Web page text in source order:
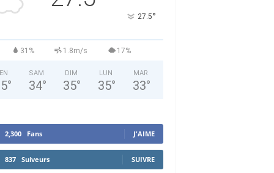
27.5°
31% 1.8m/s 17%
°
SAM
34°
DIM
35°
LUN
35°
MAR
33°
2,300 Fans J'AIME
837 Suiveurs SUIVRE